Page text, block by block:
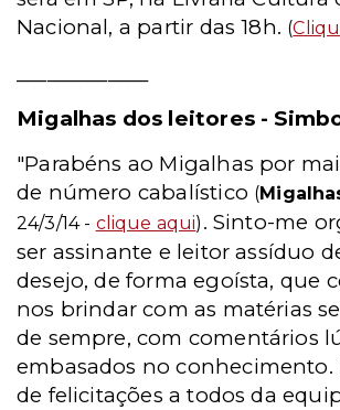
Nacional, a partir das 18h. (
Migalhas dos leitores -
"Parabéns ao Migalhas por
de número cabalístico (
24/3/14 - clique aqui) . Sinto-me
ser assinante e leitor assíduo
desejo, de forma egoísta, que
nos brindar com as matérias
de sempre, com comentários
embasados no conhecimento.
de felicitações a todos da